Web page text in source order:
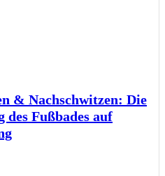
& Nachschwitzen: Die
Fußbades auf